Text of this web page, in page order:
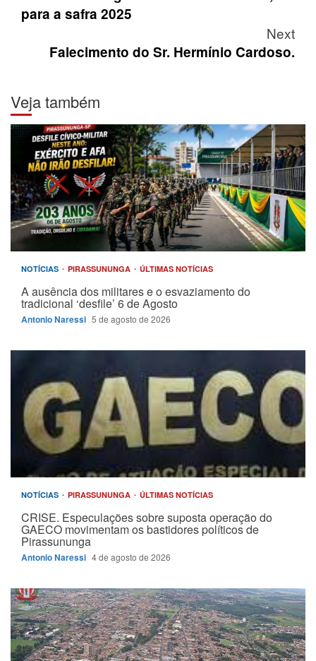
para a safra 2025
Next
Falecimento do Sr. Hermínio Cardoso.
Veja também
NOTÍCIAS PIRASSUNUNGA ÚLTIMAS NOTÍCIAS
A ausência dos militares e o esvaziamento do
tradicional ‘desfile’ 6 de Agosto
Antonio Naressi 5 de agosto de 2026
NOTÍCIAS PIRASSUNUNGA ÚLTIMAS NOTÍCIAS
CRISE. Especulações sobre suposta operação do
GAECO movimentam os bastidores políticos de
Pirassununga
Antonio Naressi 4 de agosto de 2026